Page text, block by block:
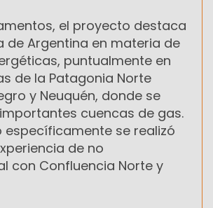
el proyecto destaca
de Argentina en materia de
puntualmente en
de la Patagonia Norte
y Neuquén, donde se
cuencas de gas.
específicamente se realizó
de no
con Confluencia Norte y